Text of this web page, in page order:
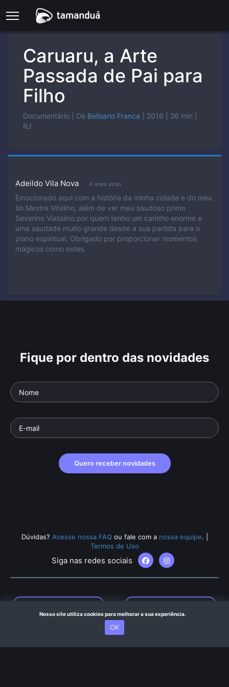
Caruaru, a Arte
Passada de Pai para
Filho
Documentário | De Belisario Franca | 2016 | 26 min
RJ
Adeildo Vila Nova 4 anos atrás
Emocionado aqui com a história da minha cidade e do meu
tio Mestre Vitalino, além de ver meu saudoso primo
Severino Viatalino por quem tenho um carinho enorme e
uma saudade muito grande desde a sua partida para o
plano espiritual. Obrigado por proporcionar momentos
mágicos como estes.
Fique por dentro das novidades
Quero receber novidades
Dúvidas? Acesse nossa FAQ ou fale com a nossa equipe.
Termos de Uso
Siga nas redes sociais
Nosso site utiliza cookies para melhorar a sua experiência.
OK